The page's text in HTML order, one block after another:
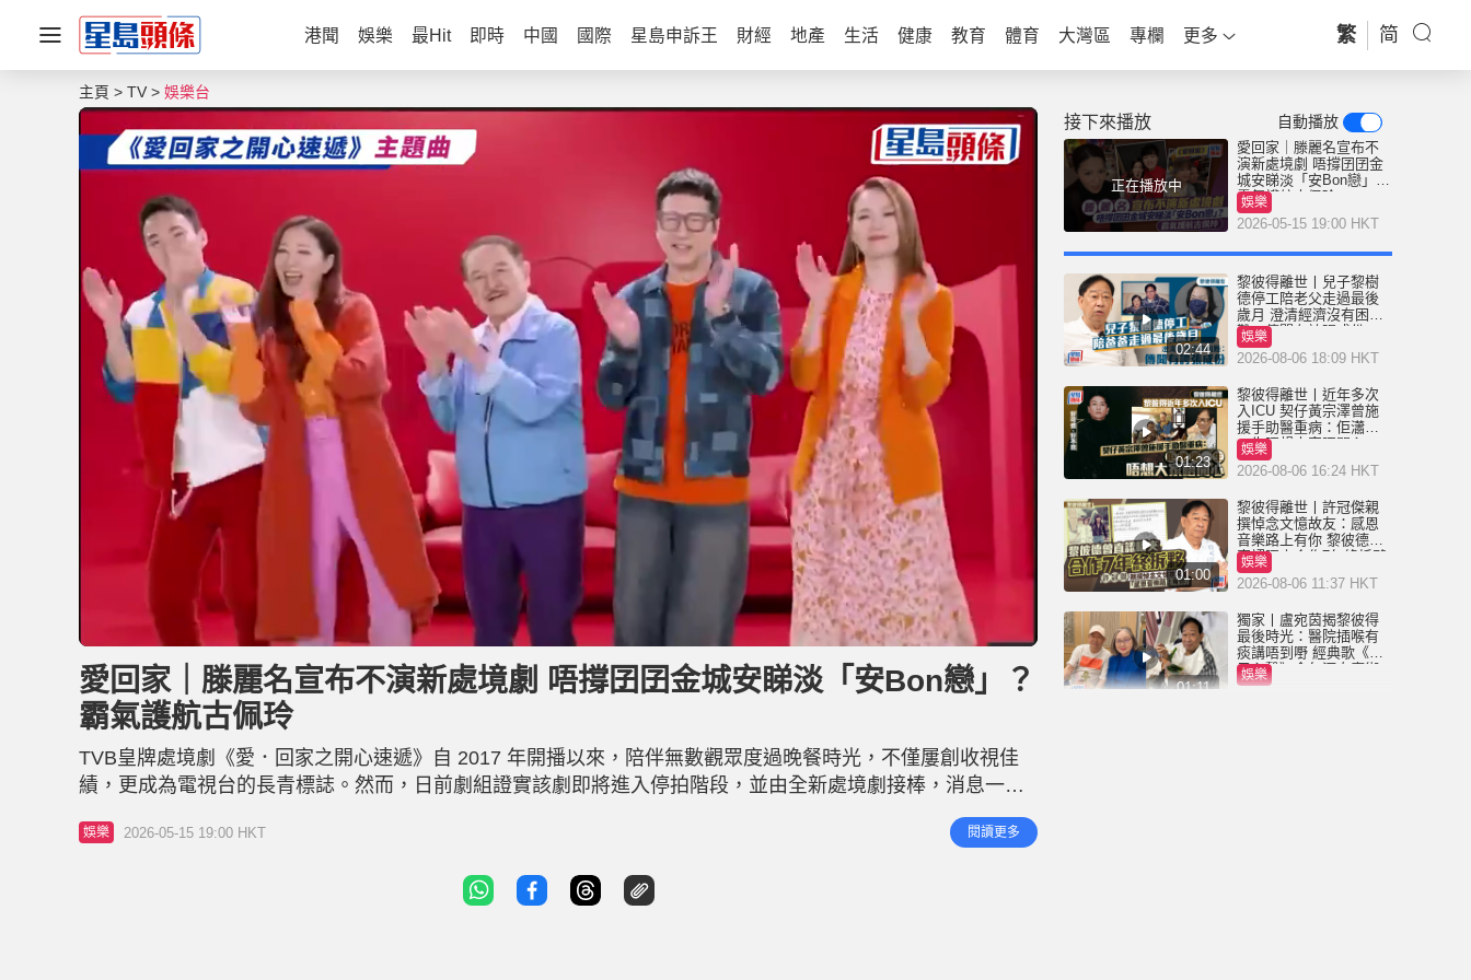
港聞 娛樂 最Hit 即時 中國 國際 星島申訴王 財經 地產 生活 健康 教育 體育 大灣區 專欄 更多 繁 简
主頁 TV 娛樂台
n
u
t
e
o
d
e
d
3
0
%
愛回家｜滕麗名宣布不演新處境劇 唔撐囝囝金城安睇淡「安Bon戀」？
霸氣護航古佩玲
TVB皇牌處境劇《愛．回家之開心速遞》自 2017 年開播以來，陪伴無數觀眾度過晚餐時光，不僅屢創收視佳
績，更成為電視台的長青標誌。然而，日前劇組證實該劇即將進入停拍階段，並由全新處境劇接棒，消息一出
隨即引發全城網民高呼「不捨」。在一片感傷氛圍中，「愛回家精神領袖」劉丹（丹爺）笑言對新劇充滿興
趣，更幽默呼籲同事積極「𢱑撈」；反之，劇中靈魂人物「熊尚善」滕麗名卻拋出震撼彈，斷言不會參與新劇
娛樂 2026-05-15 19:00 HKT 閱讀更多
接下來播放 自動播放
正在播放中
愛回家｜滕麗名宣布不
演新處境劇 唔撐囝囝金
城安睇淡「安Bon戀」？
霸氣護航古佩玲
娛樂
2026-05-15 19:00 HKT
02:44
黎彼得離世丨兒子黎樹
德停工陪老父走過最後
歲月 澄清經濟沒有困
難：傳聞有誇張成份
娛樂
2026-08-06 18:09 HKT
01:23
黎彼得離世丨近年多次
入ICU 契仔黃宗澤曾施
援手助醫重病：佢瀟灑
一生唔想大家唔開心
娛樂
2026-08-06 16:24 HKT
01:00
黎彼得離世丨許冠傑親
撰悼念文憶故友：感恩
音樂路上有你 黎彼德曾
直認唔夾合作7年終拆夥
娛樂
2026-08-06 11:37 HKT
01:11
獨家丨盧宛茵揭黎彼得
最後時光：醫院插喉有
痰講唔到嘢 經典歌《浪
子心聲》金句源自廟街
睇相佬
娛樂